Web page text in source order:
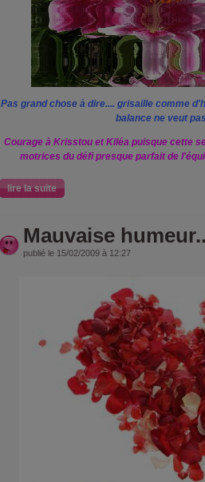
Pas grand chose à dire.... grisaille comme
balance ne veut
Courage à Krisstou et Kiléa puisque cette
motrices du défi presque parfait de
lire la suite
Mauvaise
publié le 15/02/2009 à 12:27